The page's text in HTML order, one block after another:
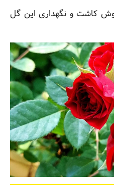
کاشت و نگهداری این گل